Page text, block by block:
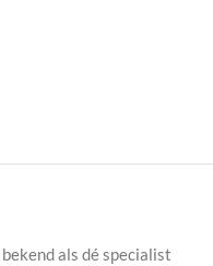
als dé specialist